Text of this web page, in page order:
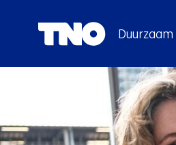
Duurzaam